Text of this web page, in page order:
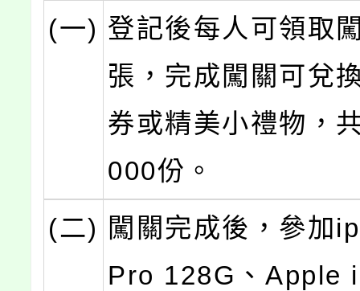
(一) 登記後每人可領取
張，完成闖關可兌
券或精美小禮物，
000份。
(二) 闖關完成後，參加
Pro 128G、Apple